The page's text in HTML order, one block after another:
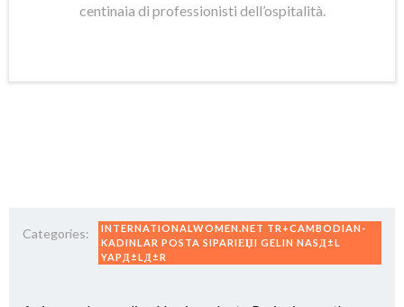
centinaia di professionisti dell’ospitalità.
Categories:
INTERNATIONALWOMEN.NET TR+CAMBODIAN-
KADINLAR POSTA SIPARIЕЏI GELIN NASД±L
YAPД±LД±R